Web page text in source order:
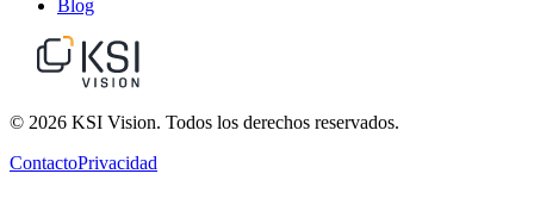
Blog
© 2026 KSI Vision. Todos los derechos reservados.
ContactoPrivacidad